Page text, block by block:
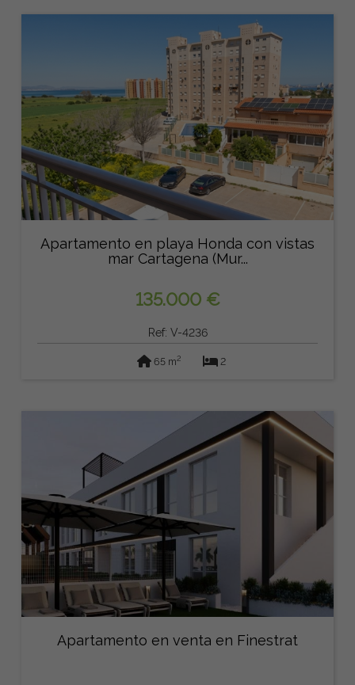
Apartamento en playa Honda con vistas
mar Cartagena (Mur...
135.000 €
Ref: V-4236
65 m2 2
Apartamento en venta en Finestrat